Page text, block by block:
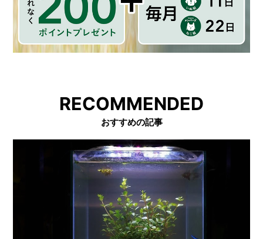
RECOMMENDED
おすすめの記事